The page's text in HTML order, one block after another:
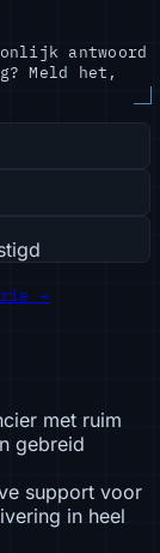
antwoord
Meld het,
→
met ruim
gebreid
support voor
in heel